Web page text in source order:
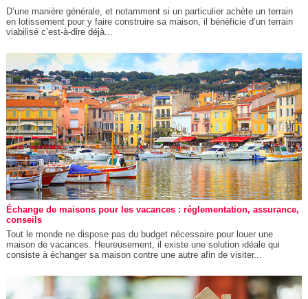
D’une manière générale, et notamment si un particulier achète un terrain
en lotissement pour y faire construire sa maison, il bénéficie d’un terrain
viabilisé c’est-à-dire déjà...
Échange de maisons pour les vacances : réglementation, assurance,
conseils
Tout le monde ne dispose pas du budget nécessaire pour louer une
maison de vacances. Heureusement, il existe une solution idéale qui
consiste à échanger sa maison contre une autre afin de visiter...